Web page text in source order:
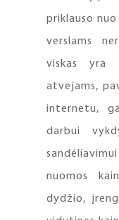
priklauso
verslams
viskas yra
atvejams,
internetu,
darbui
nuomos
dydžio,